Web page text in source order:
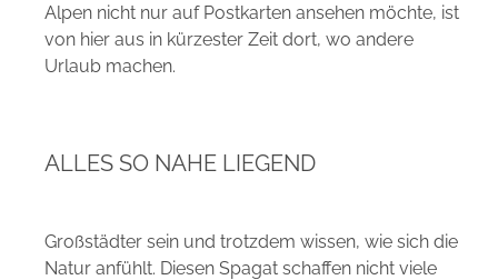
Alpen nicht nur auf Postkarten ansehen möchte, ist
von hier aus in kürzester Zeit dort, wo andere
Urlaub machen.
ALLES SO NAHE LIEGEND
Großstädter sein und trotzdem wissen, wie sich die
Natur anfühlt. Diesen Spagat schaffen nicht viele